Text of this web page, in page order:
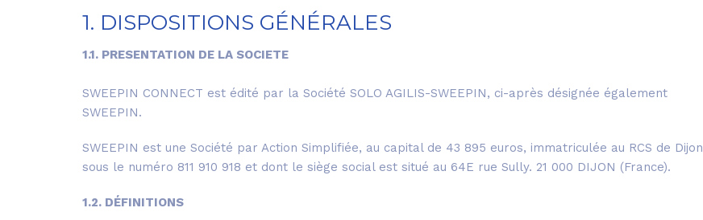
1. DISPOSITIONS GÉNÉRALES
1.1. PRESENTATION DE LA SOCIETE
SWEEPIN CONNECT est édité par la Société SOLO AGILIS-SWEEPIN, ci-après désignée également
SWEEPIN.
SWEEPIN est une Société par Action Simplifiée, au capital de 43 895 euros, immatriculée au RCS de Dijon
sous le numéro 811 910 918 et dont le siège social est situé au 64E rue Sully. 21 000 DIJON (France).
1.2. DÉFINITIONS